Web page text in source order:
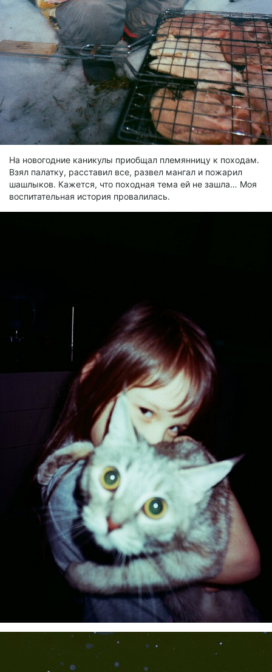
На новогодние каникулы приобщал племянницу к походам.
Взял палатку, расставил все, развел мангал и пожарил
шашлыков. Кажется, что походная тема ей не зашла… Моя
воспитательная история провалилась.